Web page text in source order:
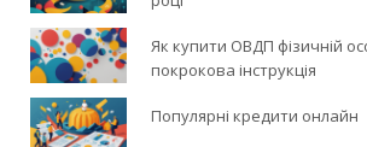
Як купити ОВДП фізичній
покрокова інструкція
Популярні кредити онлайн